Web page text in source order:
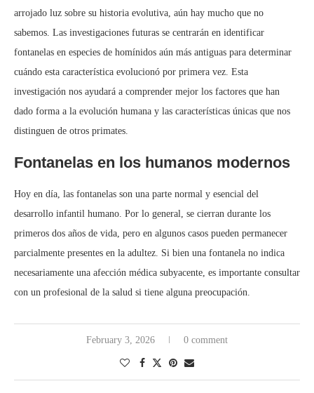
arrojado luz sobre su historia evolutiva, aún hay mucho que no
sabemos. Las investigaciones futuras se centrarán en identificar
fontanelas en especies de homínidos aún más antiguas para determinar
cuándo esta característica evolucionó por primera vez. Esta
investigación nos ayudará a comprender mejor los factores que han
dado forma a la evolución humana y las características únicas que nos
distinguen de otros primates.
Fontanelas en los humanos modernos
Hoy en día, las fontanelas son una parte normal y esencial del
desarrollo infantil humano. Por lo general, se cierran durante los
primeros dos años de vida, pero en algunos casos pueden permanecer
parcialmente presentes en la adultez. Si bien una fontanela no indica
necesariamente una afección médica subyacente, es importante consultar
con un profesional de la salud si tiene alguna preocupación.
February 3, 2026 0 comment